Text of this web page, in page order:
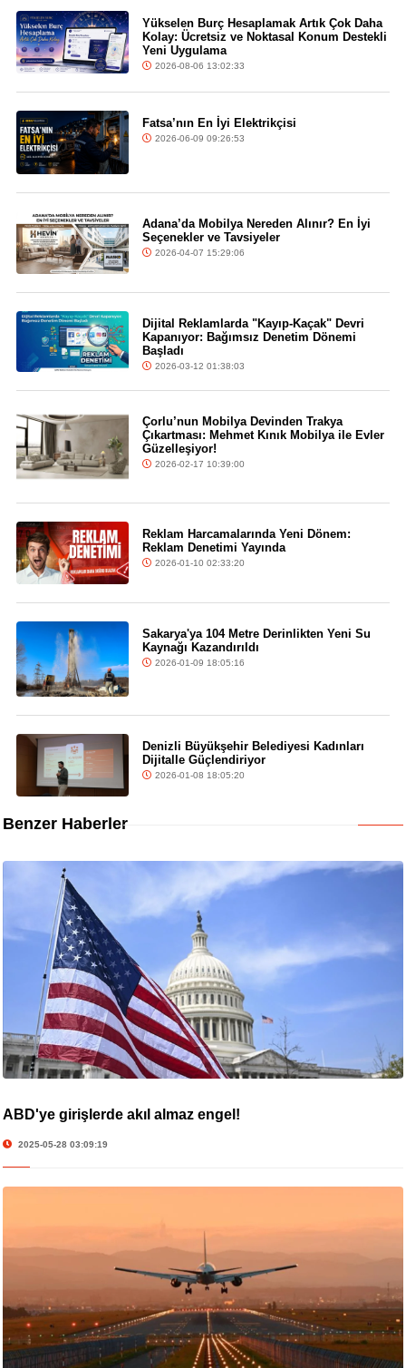
Yükselen Burç Hesaplamak Artık Çok Daha
Kolay: Ücretsiz ve Noktasal Konum Destekli
Yeni Uygulama
2026-08-06 13:02:33
Fatsa’nın En İyi Elektrikçisi
2026-06-09 09:26:53
Adana’da Mobilya Nereden Alınır? En İyi
Seçenekler ve Tavsiyeler
2026-04-07 15:29:06
Dijital Reklamlarda "Kayıp-Kaçak" Devri
Kapanıyor: Bağımsız Denetim Dönemi
Başladı
2026-03-12 01:38:03
Çorlu’nun Mobilya Devinden Trakya
Çıkartması: Mehmet Kınık Mobilya ile Evler
Güzelleşiyor!
2026-02-17 10:39:00
Reklam Harcamalarında Yeni Dönem:
Reklam Denetimi Yayında
2026-01-10 02:33:20
Sakarya'ya 104 Metre Derinlikten Yeni Su
Kaynağı Kazandırıldı
2026-01-09 18:05:16
Denizli Büyükşehir Belediyesi Kadınları
Dijitalle Güçlendiriyor
2026-01-08 18:05:20
Benzer Haberler
ABD'ye girişlerde akıl almaz engel!
2025-05-28 03:09:19